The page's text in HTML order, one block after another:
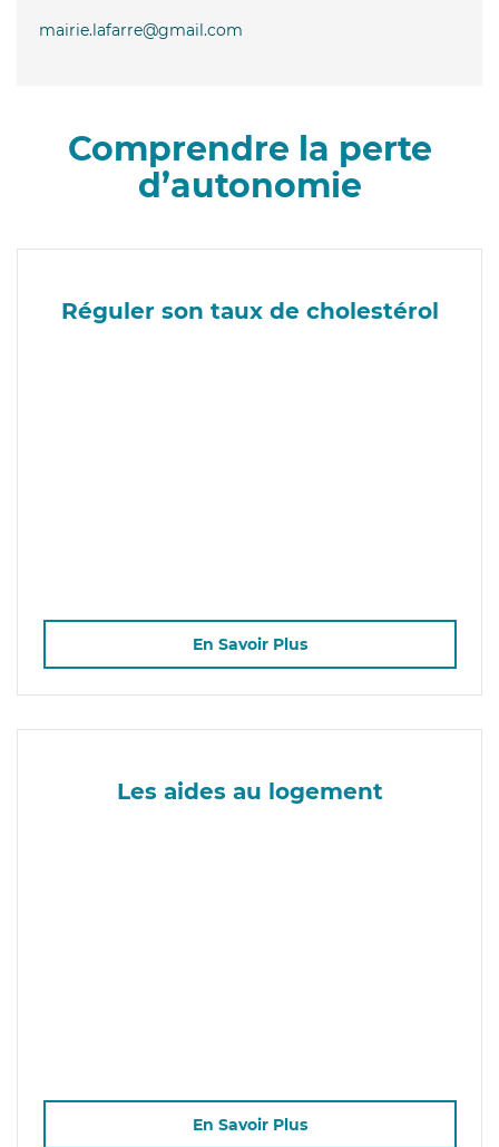
mairie.lafarre@gmail.com
Comprendre la perte
d’autonomie
Réguler son taux de cholestérol
En Savoir Plus
Les aides au logement
En Savoir Plus